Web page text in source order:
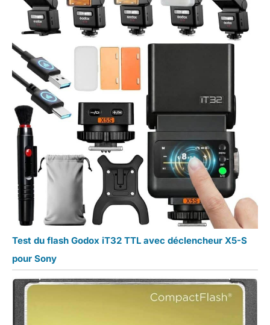
Test du flash Godox iT32 TTL avec déclencheur X5-S
pour Sony